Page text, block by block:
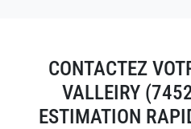
CONTACTEZ
VALLEIRY
ESTIMATION